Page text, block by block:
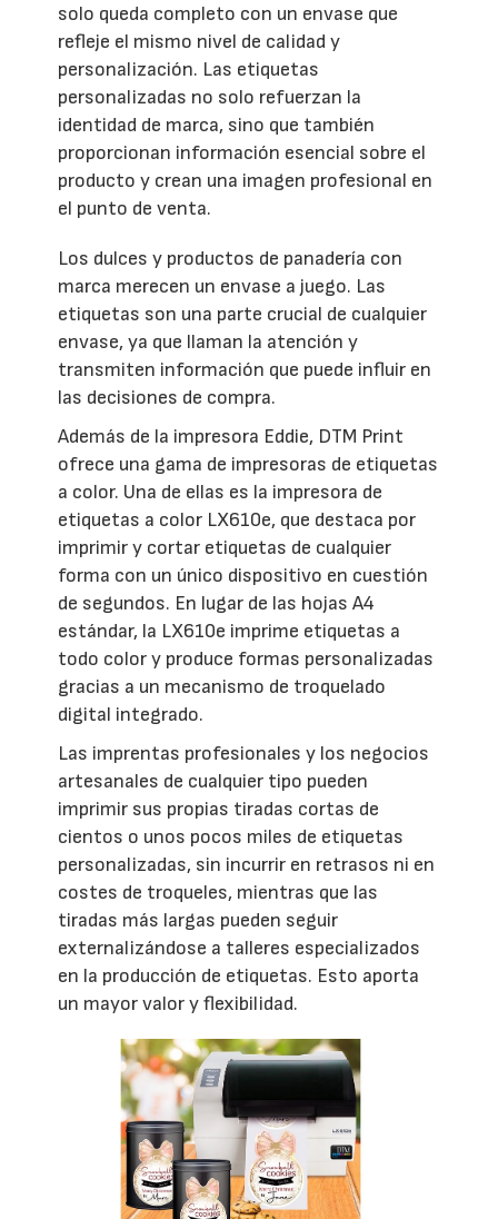
solo queda completo con un envase que
refleje el mismo nivel de calidad y
personalización. Las etiquetas
personalizadas no solo refuerzan la
identidad de marca, sino que también
proporcionan información esencial sobre el
producto y crean una imagen profesional en
el punto de venta.
Los dulces y productos de panadería con
marca merecen un envase a juego. Las
etiquetas son una parte crucial de cualquier
envase, ya que llaman la atención y
transmiten información que puede influir en
las decisiones de compra.
Además de la impresora Eddie, DTM Print
ofrece una gama de impresoras de etiquetas
a color. Una de ellas es la impresora de
etiquetas a color LX610e, que destaca por
imprimir y cortar etiquetas de cualquier
forma con un único dispositivo en cuestión
de segundos. En lugar de las hojas A4
estándar, la LX610e imprime etiquetas a
todo color y produce formas personalizadas
gracias a un mecanismo de troquelado
digital integrado.
Las imprentas profesionales y los negocios
artesanales de cualquier tipo pueden
imprimir sus propias tiradas cortas de
cientos o unos pocos miles de etiquetas
personalizadas, sin incurrir en retrasos ni en
costes de troqueles, mientras que las
tiradas más largas pueden seguir
externalizándose a talleres especializados
en la producción de etiquetas. Esto aporta
un mayor valor y flexibilidad.